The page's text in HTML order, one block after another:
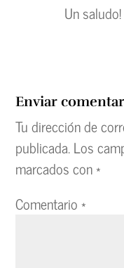
Un saludo!
Enviar
Tu dirección de
publicada.Los
marcados con*
Comentario*